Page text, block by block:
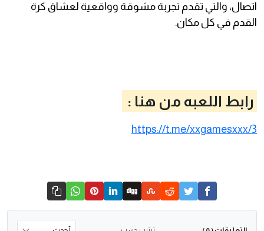
اتصال، والتي تقدم تجربة مشوقة وواقعية لعشاق كرة
القدم في كل مكان.
رابط اللعبه من هنا :
https://t.me/xxgamesxxx/3